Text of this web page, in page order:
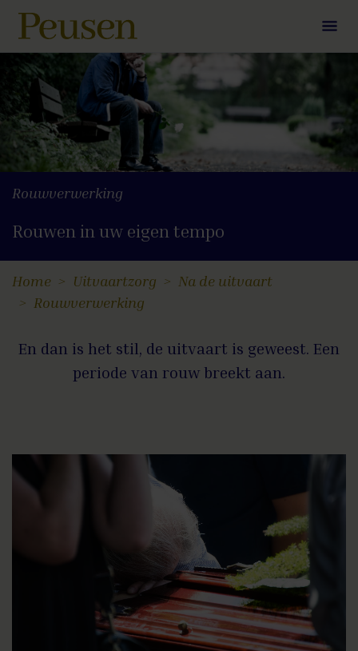
Rouwverwerking
Rouwen in uw eigen tempo
Home Uitvaartzorg
Na de uitvaart
Rouwverwerking
En dan is het stil, de uitvaart is geweest. Een
periode van rouw breekt aan.